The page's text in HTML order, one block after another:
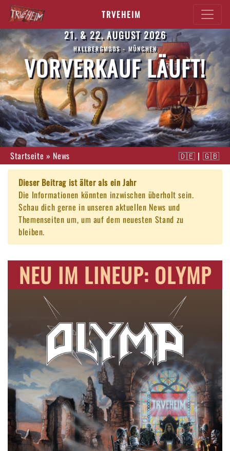
TRVEHEIM
21. & 22. AUGUST 2026
HALLBERGMOOS - MÜNCHEN
VORVERKAUF LÄUFT!
Startseite » News 🇩🇪 | 🇬🇧
Dieser Beitrag ist älter als ein Jahr
Die Informationen könnten inzwischen überholt sein.
Schau dich gerne in unseren aktuellen News und
Themenseiten um, um auf dem neuesten Stand zu
bleiben.
NEU IM LINEUP: OLYMP